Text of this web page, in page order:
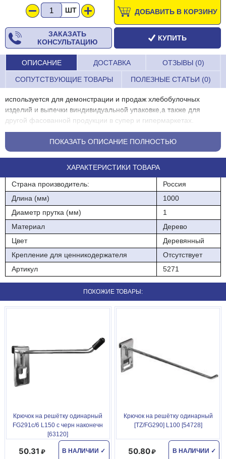
ШТ ДОБАВИТЬ В КОРЗИНУ
ЗАКАЗАТЬ
КОНСУЛЬТАЦИЮ
КУПИТЬ
ОПИСАНИЕ ДОСТАВКА ОТЗЫВЫ (0)
СОПУТСТВУЮЩИЕ ТОВАРЫ ПОЛЕЗНЫЕ СТАТЬИ (0)
используется для демонстрации и продаж хлебобулочных
изделий и выпечки виндивидуальной упаковке,а также для
другой фасованной продукции в супер и гипермаркетах.
Средний хлебный лоток выполнен из твердых пород
дерева,укомплектован стальными кронштейнами в цвет
основного стеллажа.Несущий элемент конструкции-легкий
деревянный каркас,сочетающий в себе прочность и эстетичный
внешний вид.Наклон лотка создает условия для удобного
обзора и доступа покупателей к товару.
Высота: 160мм
Глубина:500 мм
Длина: 1000.
Комплектуется кронштейнами накопителя хлебного-2 шт.
ПОКАЗАТЬ ОПИСАНИЕ ПОЛНОСТЬЮ
ХАРАКТЕРИСТИКИ ТОВАРА
Страна производитель:
Россия
Длина (мм)
1000
Диаметр прутка (мм)
1
Материал
Дерево
Цвет
Деревянный
Крепление для ценникодержателя
Отсутствует
Артикул
5271
ПОХОЖИЕ ТОВАРЫ:
Крючок на решётку одинарный
FG291с/6 L150 с черн наконечн
[63120]
В НАЛИЧИИ ✓
50.31
Крючок на решётку одинарный
[TZ/FG290] L100 [54728]
В НАЛИЧИИ ✓
50.80